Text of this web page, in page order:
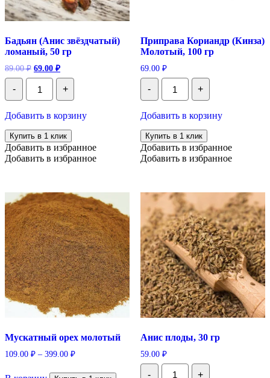
Бадьян (Анис звёздчатый)
ломаный, 50 гр
89.00₽ Первоначальная
цена
составляла
89.00 ₽.
69.00 ₽Текущая
цена:
69.00 ₽.
-
Количество
Бадьян
(Анис
ломаный,
50
гр
+
Добавить в корзину
Купить в 1 клик
Добавить в избранное
Добавить в избранное
Приправа Кориандр (Кинза)
Молотый, 100 гр
69.00 ₽
-
Количество
Приправа
Кориандр
Молотый,
100
гр
+
Добавить в корзину
Купить в 1 клик
Добавить в избранное
Добавить в избранное
Мускатный орех молотый
109.00 ₽ – 399.00 ₽
Анис плоды, 30 гр
59.00 ₽
-
Количество
+